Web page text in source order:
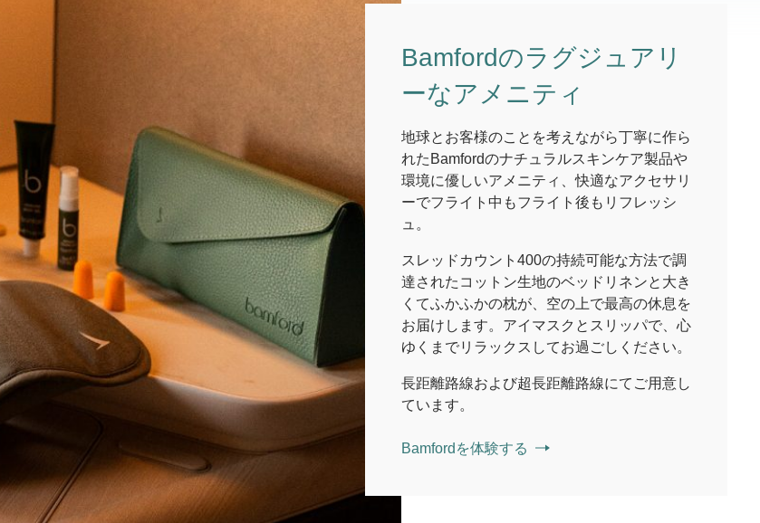
Bamfordのラグジュアリ
ーなアメニティ
地球とお客様のことを考えながら丁寧に作ら
れたBamfordのナチュラルスキンケア製品や
環境に優しいアメニティ、快適なアクセサリ
ーでフライト中もフライト後もリフレッシ
ュ。
スレッドカウント400の持続可能な方法で調
達されたコットン生地のベッドリネンと大き
くてふかふかの枕が、空の上で最高の休息を
お届けします。アイマスクとスリッパで、心
ゆくまでリラックスしてお過ごしください。
長距離路線および超長距離路線にてご用意し
ています。
Bamfordを体験する